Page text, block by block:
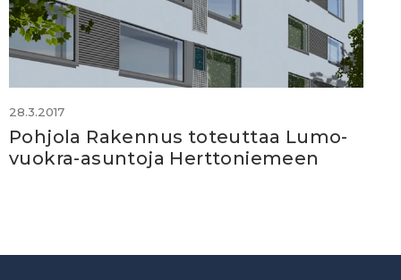
28.3.2017
Pohjola Rakennus toteuttaa Lumo-
vuokra-asuntoja Herttoniemeen